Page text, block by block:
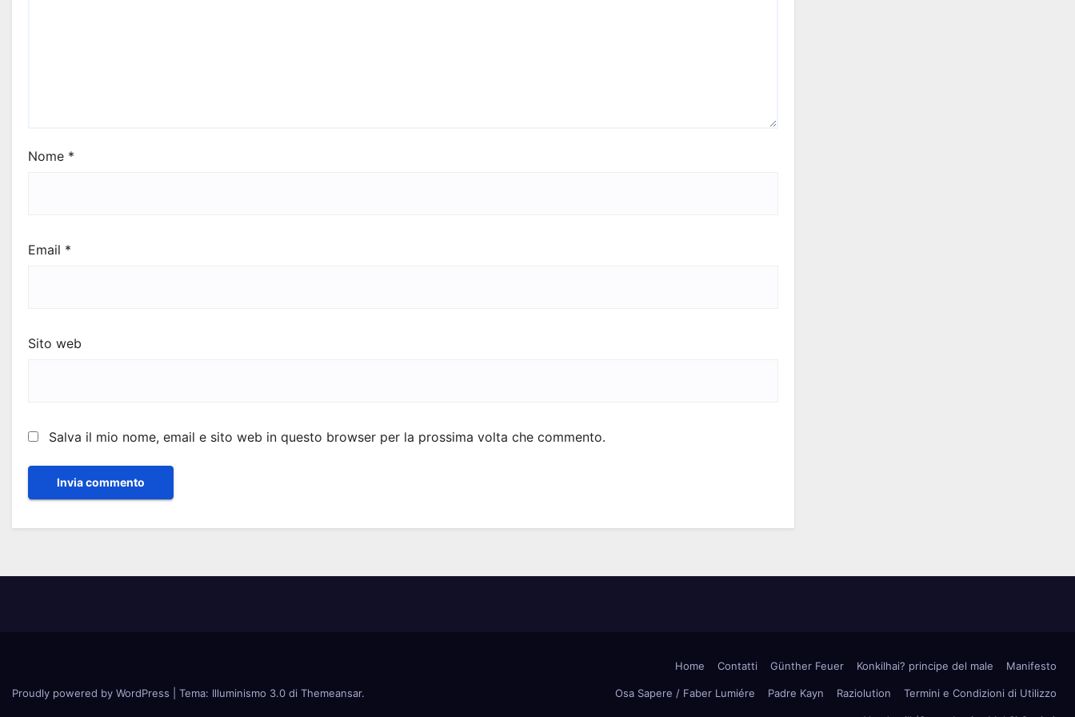
Nome *
Email *
Sito web
Salva il mio nome, email e sito web in questo browser per la prossima volta che commento.
Proudly powered by WordPress Tema: Illuminismo 3.0 di Themeansar.
Home Contatti Günther Feuer Konkilhai? principe del male Manifesto
Osa Sapere / Faber Lumiére Padre Kayn Raziolution Termini e Condizioni di Utilizzo